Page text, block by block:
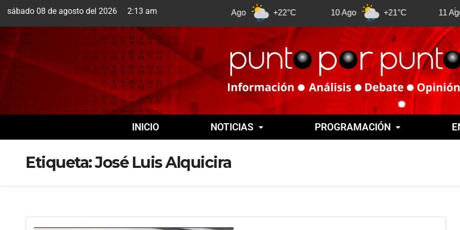
sábado 08 de agosto del 2026 2:13 am
Cuernavaca +22°C +21°C
INICIO NOTICIAS PROGRAMACIÓN
Etiqueta:José Luis Alquicira